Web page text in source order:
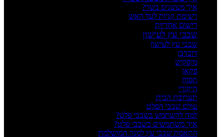
איך מעשנים בשר?
רשימת קניות לעל האש
רישום אחריות
שבבי עץ לעישון
שבבי עץ לעישון
דובדבן
מיסקיט
פקאן
תפוח
היקורי
תערובת הבית
עולם שבבי הפלט
למה להשתמש בשבבי פלט?
איך משתמשים בשבבי פלט?
התאמת שבבי עץ למנה המושלמת